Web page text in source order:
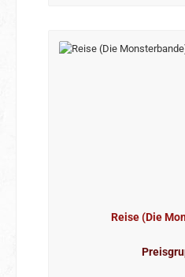
Reise (Die